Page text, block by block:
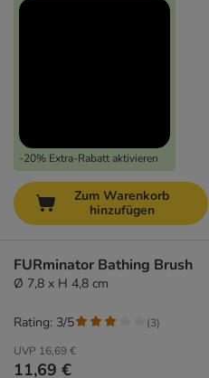
-20% Extra-Rabatt aktivieren
Zum Warenkorb
hinzufügen
FURminator Bathing Brush
Ø 7,8 x H 4,8 cm
UVP 16,69 €
11,69 €
Rating: 3/5 (3)